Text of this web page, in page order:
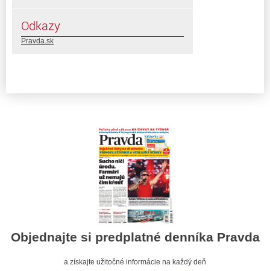
Odkazy
Pravda.sk
Objednajte si predplatné denníka Pravda
a získajte užitočné informácie na každý deň